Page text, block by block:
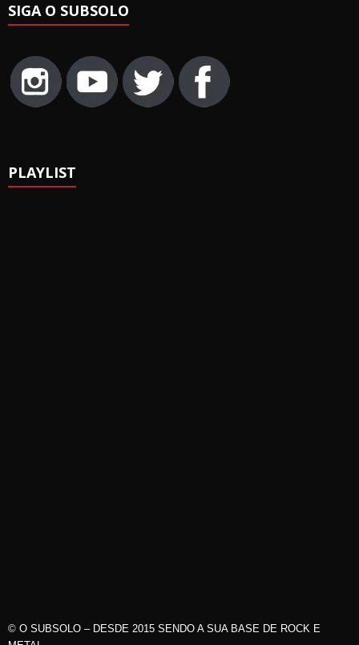
SIGA O SUBSOLO
PLAYLIST
© O SUBSOLO – DESDE 2015 SENDO A SUA BASE DE ROCK E